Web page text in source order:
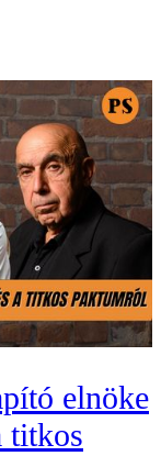
elnöke
titkos